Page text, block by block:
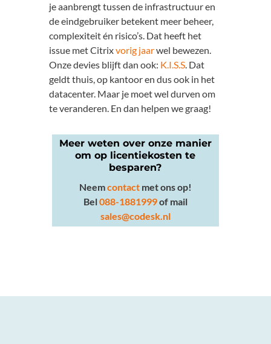
je aanbrengt tussen de infrastructuur en
de eindgebruiker betekent meer beheer,
complexiteit én risico’s. Dat heeft het
issue met Citrixvorig jaarwel bewezen.
Onze devies blijft dan ook: K.I.S.S. Dat
geldt thuis, op kantoor en dus ook in het
datacenter. Maar je moet wel durven om
te veranderen. En dan helpen we graag!
Meer weten over onze manier
om op licentiekosten te
besparen?
Neemcontactmet ons op!
Bel088-1881999of mail
sales@codesk.nl